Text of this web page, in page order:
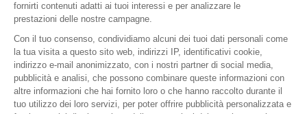
fornirti contenuti adatti ai tuoi interessi e per analizzare le
prestazioni delle nostre campagne.
Con il tuo consenso, condividiamo alcuni dei tuoi dati personali come
la tua visita a questo sito web, indirizzi IP, identificativi cookie,
indirizzo e-mail anonimizzato, con i nostri partner di social media,
pubblicità e analisi, che possono combinare queste informazioni con
altre informazioni che hai fornito loro o che hanno raccolto durante il
tuo utilizzo dei loro servizi, per poter offrire pubblicità personalizzata e